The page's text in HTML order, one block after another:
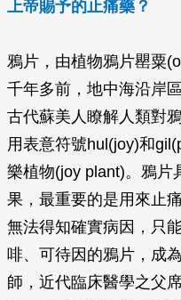
上帝賜予的止痛藥？
鴉片，由植物鴉片罌粟
千年多前，地中海沿岸
古代蘇美人瞭解人類對
用表意符號hul(joy)和
樂植物(joy plant)。鴉片
果，最重要的是用來止
無法得知確實病因，只
啡、可待因的鴉片，成
師，近代臨床醫學之父